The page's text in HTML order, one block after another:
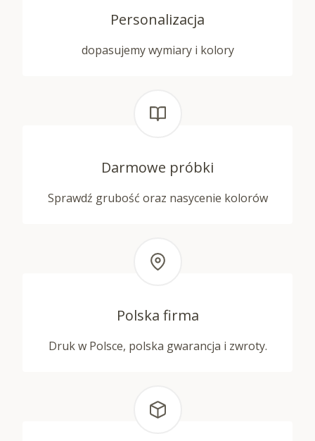
Personalizacja
dopasujemy wymiary i kolory
Darmowe próbki
Sprawdź grubość oraz nasycenie kolorów
Polska firma
Druk w Polsce, polska gwarancja i zwroty.